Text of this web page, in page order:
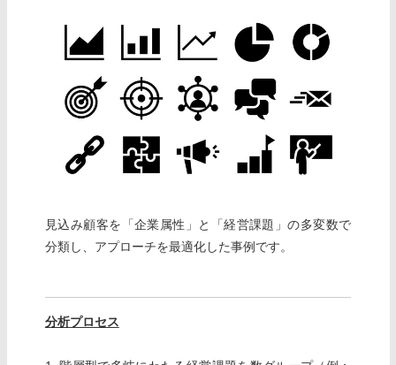
見込み顧客を「企業属性」と「経営課題」の多変数で
分類し、アプローチを最適化した事例です。
分析プロセス